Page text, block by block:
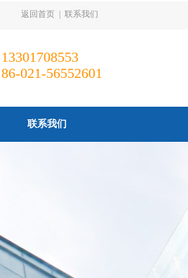
返回首页 联系我们
13301708553
86-021-56552601
联系我们